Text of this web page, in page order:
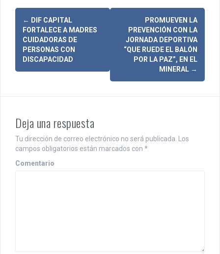
N
e
c
i
ó
← DIF CAPITAL
FORTALECE A MADRES
CUIDADORAS DE
PERSONAS CON
DISCAPACIDAD
PROMUEVEN LA
PREVENCIÓN CON LA
JORNADA DEPORTIVA
“QUE RUEDE EL BALÓN
POR LA PAZ”, EN EL
MINERAL →
Deja una respuesta
Tu dirección de correo electrónico no será publicada. Los
campos obligatorios están marcados con *
Comentario